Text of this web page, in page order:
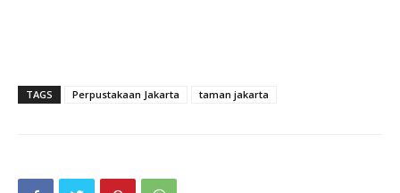
TAGS Perpustakaan Jakarta taman jakarta